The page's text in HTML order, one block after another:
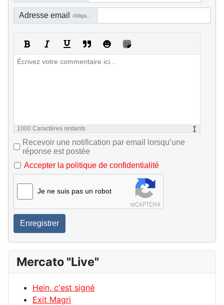
Adresse email
1000 Caractères restants
Recevoir une notification par email lorsqu’une
réponse est postée
Accepter la politique de confidentialité
Je ne suis pas un robot
Enregistrer
Mercato "Live"
Hein, c'est signé
Exit Magri